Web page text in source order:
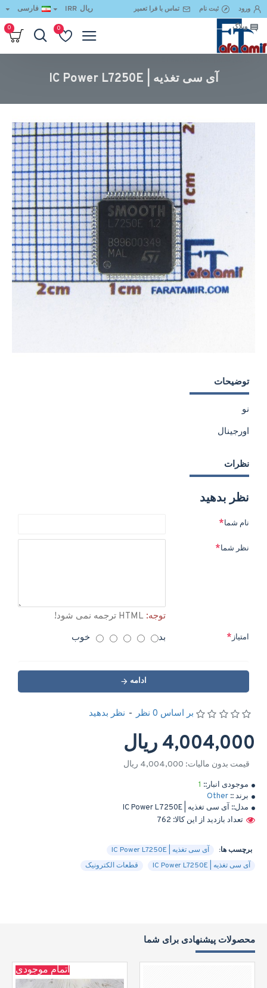
ورود ثبت نام تماس با فرا تعمیر
وبلاگ
ریال IRR فارسی
0
0
آی سی تغذیه | IC Power L7250E
توضیحات
نو
اورجینال
نظرات
نظر بدهید
نام شما
نظر شما
توجه:
امتیاز بد خوب
ادامه
موجودی انبار:: 1
برند :: Other
مدل:: آی سی تغذیه | IC Power L7250E
تعداد بازدید از این کالا: 762
بر اساس 0 نظر - نظر بدهید
4,004,000 ریال
قیمت بدون مالیات: 4,004,000 ریال
برچسب ها:
آی سی تغذیه | IC Power L7250E
آی سی تغذیه | IC Power L7250E
قطعات الکترونیک
محصولات پیشنهادی برای شما
اتمام موجودی